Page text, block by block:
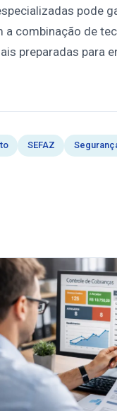
pode
combinação de
preparadas para
SEFAZ